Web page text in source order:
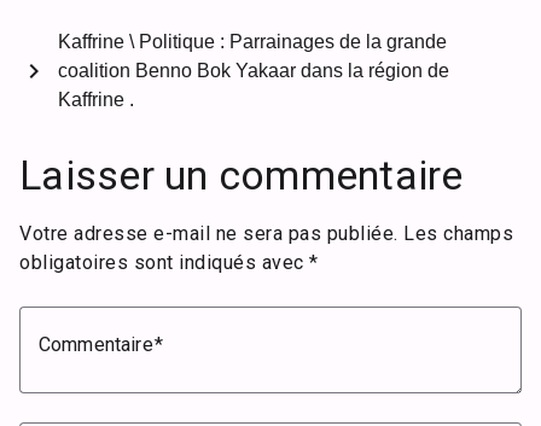
Kaffrine \ Politique : Parrainages de la grande
coalition Benno Bok Yakaar dans la région de
Kaffrine .
chevron_right
Laisser un commentaire
Votre adresse e-mail ne sera pas publiée. Les champs
obligatoires sont indiqués avec *
Commentaire